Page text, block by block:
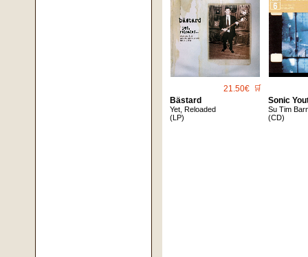
21.50€ 🛒
Bästard
Yet, Reloaded
(LP)
Sonic
Su Tim
(CD)